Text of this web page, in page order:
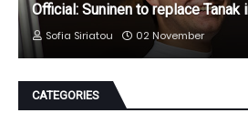
Official: Suninen to replace Tanak
Sofia Siriatou 02 November
CATEGORIES